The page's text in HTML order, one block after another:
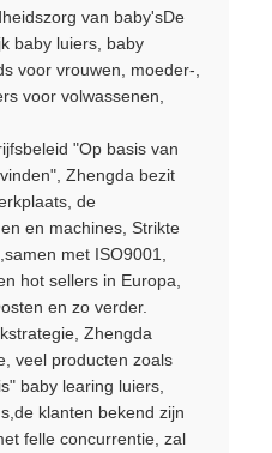
van baby'sDe
baby luiers, baby
voor vrouwen, moeder-,
voor volwassenen,
"Op basis van
Zhengda bezit
de
en machines, Strikte
met ISO9001,
hot sellers in Europa,
en zo verder.
Zhengda
veel producten zoals
baby learing luiers,
klanten bekend zijn
felle concurrentie, zal